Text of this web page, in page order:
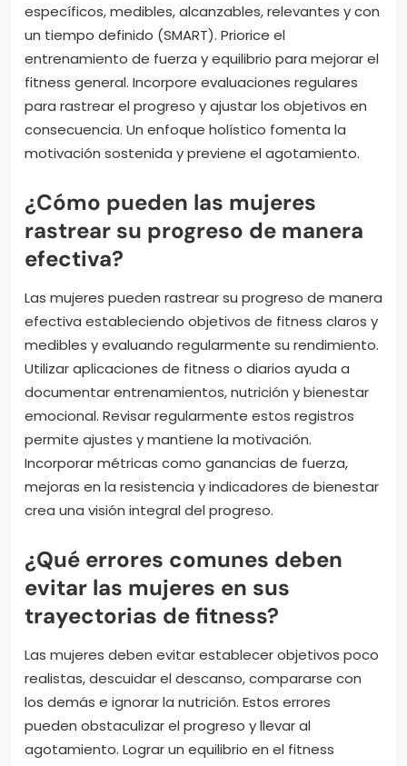
específicos, medibles, alcanzables, relevantes y con
un tiempo definido (SMART). Priorice el
entrenamiento de fuerza y equilibrio para mejorar el
fitness general. Incorpore evaluaciones regulares
para rastrear el progreso y ajustar los objetivos en
consecuencia. Un enfoque holístico fomenta la
motivación sostenida y previene el agotamiento.
¿Cómo pueden las mujeres
rastrear su progreso de manera
efectiva?
Las mujeres pueden rastrear su progreso de manera
efectiva estableciendo objetivos de fitness claros y
medibles y evaluando regularmente su rendimiento.
Utilizar aplicaciones de fitness o diarios ayuda a
documentar entrenamientos, nutrición y bienestar
emocional. Revisar regularmente estos registros
permite ajustes y mantiene la motivación.
Incorporar métricas como ganancias de fuerza,
mejoras en la resistencia y indicadores de bienestar
crea una visión integral del progreso.
¿Qué errores comunes deben
evitar las mujeres en sus
trayectorias de fitness?
Las mujeres deben evitar establecer objetivos poco
realistas, descuidar el descanso, compararse con
los demás e ignorar la nutrición. Estos errores
pueden obstaculizar el progreso y llevar al
agotamiento. Lograr un equilibrio en el fitness